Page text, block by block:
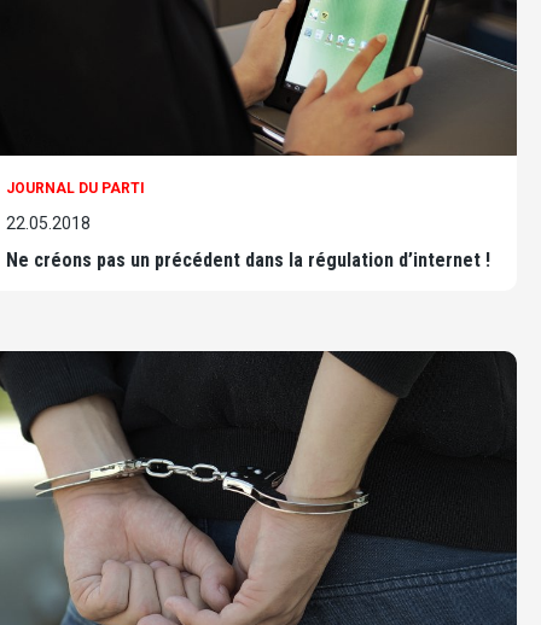
JOURNAL DU PARTI
22.05.2018
Ne créons pas un précédent dans la régulation d’internet !